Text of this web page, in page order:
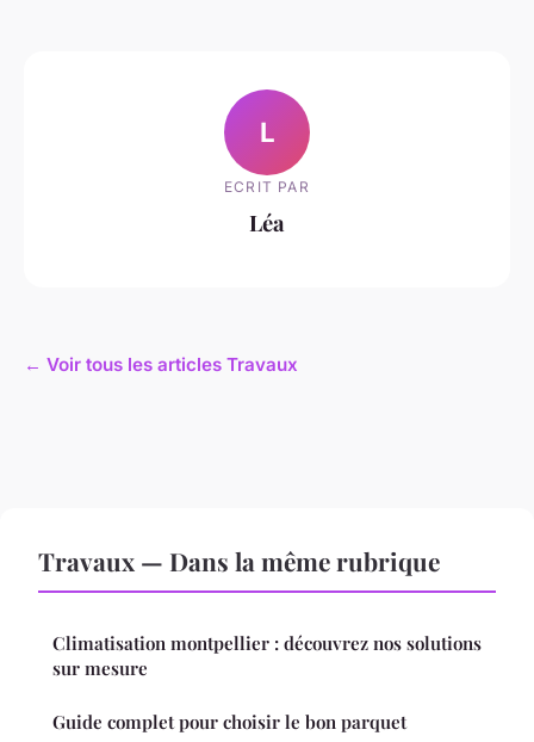
L
ECRIT PAR
Léa
← Voir tous les articles Travaux
Travaux — Dans la même rubrique
Climatisation montpellier : découvrez nos solutions
sur mesure
Guide complet pour choisir le bon parquet